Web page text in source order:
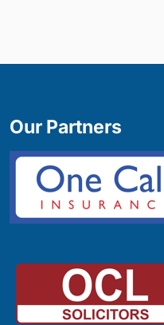
Our Partners